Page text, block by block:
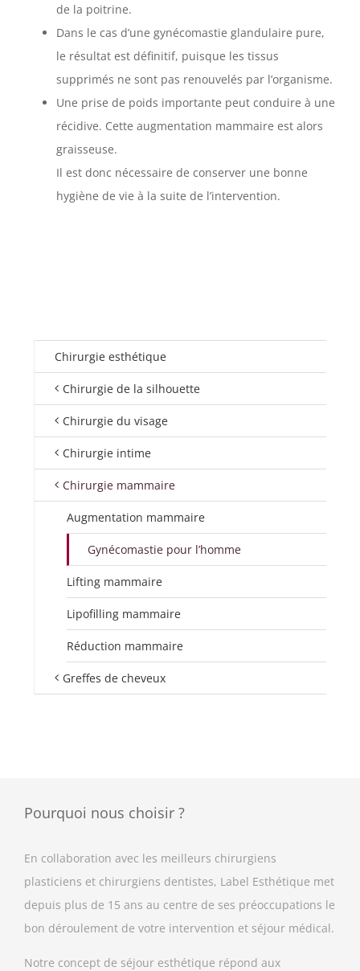
de la poitrine.
Dans le cas d’une gynécomastie glandulaire pure,
le résultat est définitif, puisque les tissus
supprimés ne sont pas renouvelés par l’organisme.
Une prise de poids importante peut conduire à une
récidive. Cette augmentation mammaire est alors
graisseuse.
Il est donc nécessaire de conserver une bonne
hygiène de vie à la suite de l’intervention.
Chirurgie esthétique
Chirurgie de la silhouette
Chirurgie du visage
Chirurgie intime
Chirurgie mammaire
Augmentation mammaire
Gynécomastie pour l’homme
Lifting mammaire
Lipofilling mammaire
Réduction mammaire
Greffes de cheveux
Pourquoi nous choisir ?
En collaboration avec les meilleurs chirurgiens
plasticiens et chirurgiens dentistes, Label Esthétique met
depuis plus de 15 ans au centre de ses préoccupations le
bon déroulement de votre intervention et séjour médical.
Notre concept de séjour esthétique répond aux